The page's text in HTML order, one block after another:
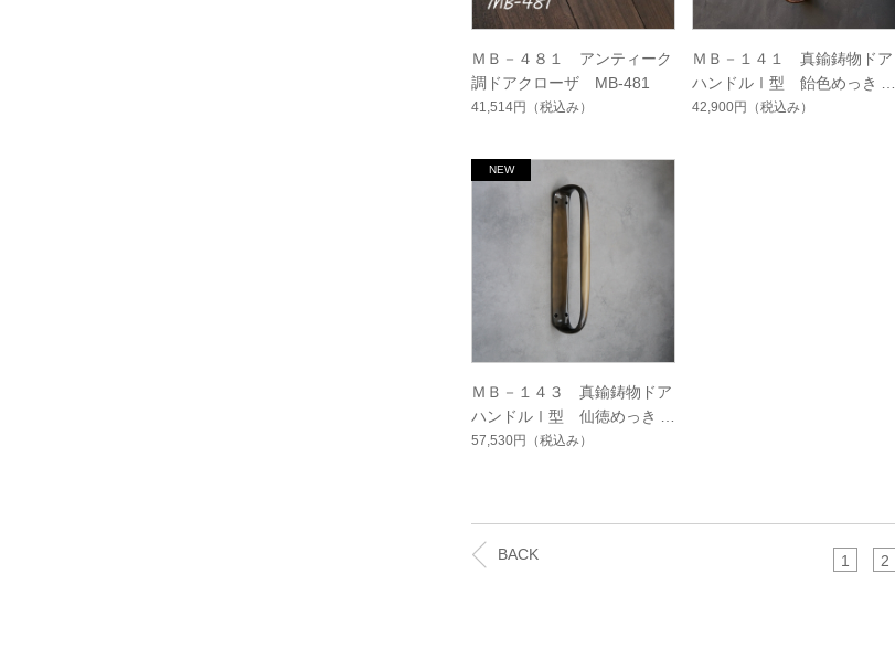
ＭＢ－４８１ アンティーク
調ドアクローザ MB-481
41,514円 （税込み）
ＭＢ－１４１ 真鍮鋳物ドア
ハンドルⅠ型 飴色めっき
MB-141
42,900円 （税込み）
ＭＢ－１４３ 真鍮鋳物ドア
ハンドルⅠ型 仙徳めっき
MB-143
57,530円 （税込み）
BACK 1 2